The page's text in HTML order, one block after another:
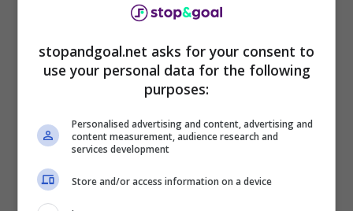
Roma-Salernitana, nessuno se n’è accorto: Paulo Sousa lo ha
fatto davvero (ANSA) – Stopandgoal.net
stopandgoal.net asks for your consent to
use your personal data for the following
purposes:
Personalised advertising and content, advertising and
content measurement, audience research and
services development
Store and/or access information on a device